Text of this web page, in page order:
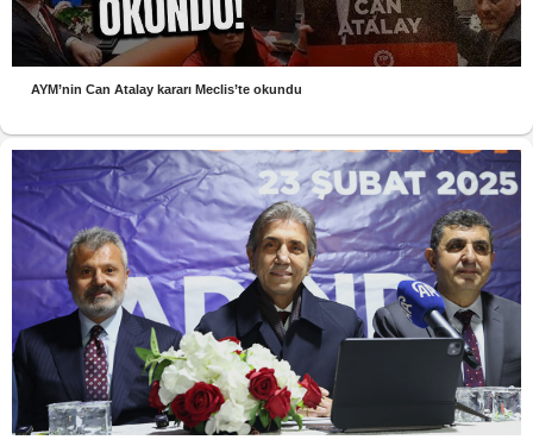
AYM’nin Can Atalay kararı Meclis’te okundu